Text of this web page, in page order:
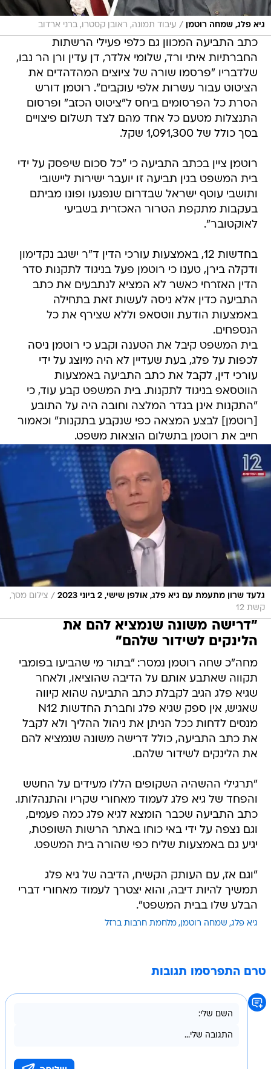
גיא פלג, שמחה רוטמן / עיבוד תמונה, ראובן קסטרו, ברני ארדוב
כתב התביעה המכוון גם כלפי פעילי הרשתות
החברתיות איתי ורד, שלומי אלדר, דן עדין ורן הר נבו,
שלדבריו "פרסמו שורה של ציוצים המהדהדים את
הציטוט עבור עשרות אלפי עוקבים". רוטמן דורש
הסרת כל הפרסומים ביחס ל"ציטוט הכזב" ופרסום
התנצלות מטעם כל אחד מהם לצד תשלום פיצויים
בסך כולל של 1,091,300 שקל.
רוטמן ציין בכתב התביעה כי "כל סכום שיפסק על ידי
בית המשפט בגין תביעה זו יועבר ישירות ליישובי
ותושבי עוטף ישראל שבדרום שנפגעו ופונו מביתם
בעקבות מתקפת הטרור האכזרית בשביעי
לאוקטובר".
בחדשות 12, באמצעות עורכי הדין ד"ר ישגב נקדימון
ודקלה בירן, טענו כי רוטמן פעל בניגוד לתקנות סדר
הדין האזרחי כאשר לא המציא לנתבעים את כתב
התביעה כדין אלא ניסה לעשות זאת בתחילה
באמצעות הודעת ווטסאפ וללא שצירף את כל
הנספחים.
בית המשפט קיבל את הטענה וקבע כי רוטמן ניסה
לכפות על פלג, בעת שעדיין לא היה מיוצג על ידי
עורכי דין, לקבל את כתב התביעה באמצעות
הווטסאפ בניגוד לתקנות. בית המשפט קבע עוד, כי
"התקנות אינן בגדר המלצה וחובה היה על התובע
[רוטמן] לבצע המצאה כפי שנקבע בתקנות" וכאמור
חייב את רוטמן בתשלום הוצאות משפט.
גלעד שרון מתעמת עם גיא פלג, אולפן שישי, 2 ביוני 2023 / צילום מסך,
קשת 12
"דרישה משונה שנמציא להם את
הלינקים לשידור שלהם"
מחה"כ שחה רוטמן נמסר: "בתור מי שהביעו בפומבי
תקווה שאתבע אותם על הדיבה שהוציאו, ולאחר
שגיא פלג הגיב לקבלת כתב התביעה שהוא קיווה
שאגיש, אין ספק שגיא פלג וחברת החדשות N12
מנסים לדחות ככל הניתן את ניהול ההליך ולא לקבל
את כתב התביעה, כולל דרישה משונה שנמציא להם
את הלינקים לשידור שלהם.
"תרגילי ההשהיה השקופים הללו מעידים על החשש
והפחד של גיא פלג לעמוד מאחורי שקריו והתנהלותו.
כתב התביעה שכבר הומצא לגיא פלג כמה פעמים,
וגם נצפה על ידי באי כוחו באתר הרשות השופטת,
יגיע גם באמצעות שליח כפי שהורה בית המשפט.
"וגם אז, עם העותק הקשיח, הדיבה של גיא פלג
תמשיך להיות דיבה, והוא יצטרך לעמוד מאחורי דברי
הבלע שלו בבית המשפט".
גיא פלג שמחה רוטמן מלחמת חרבות ברזל
טרם התפרסמו תגובות